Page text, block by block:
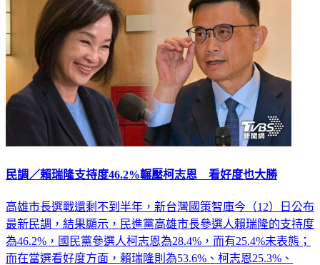
民調／賴瑞隆支持度46.2%輾壓柯志恩 看好度也大勝
高雄市長選戰還剩不到半年，新台灣國策智庫今（12）日公布
最新民調，結果顯示，民進黨高雄市長參選人賴瑞隆的支持度
為46.2%，國民黨參選人柯志恩為28.4%，而有25.4%未表態；
而在當選看好度方面，賴瑞隆則為53.6%、柯志恩25.3%、